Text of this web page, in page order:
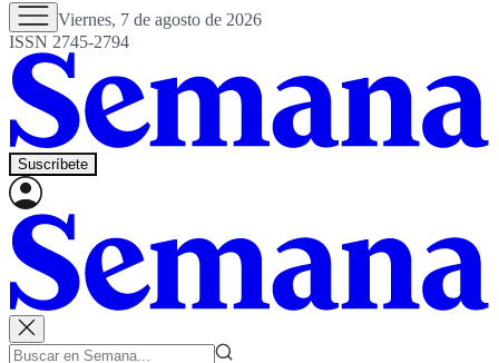
Viernes, 7 de agosto de 2026
ISSN 2745-2794
Suscríbete